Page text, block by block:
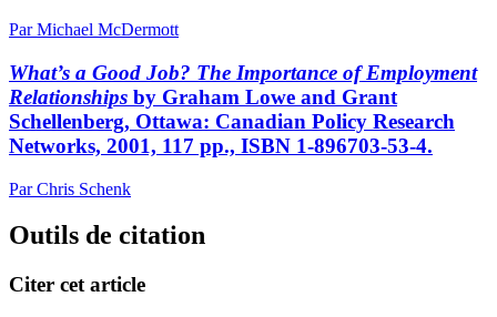
Par Michael McDermott
What’s a Good Job? The Importance of Employment
Relationships by Graham Lowe and Grant
Schellenberg, Ottawa: Canadian Policy Research
Networks, 2001, 117 pp., ISBN 1-896703-53-4.
Par Chris Schenk
Outils de citation
Citer cet article